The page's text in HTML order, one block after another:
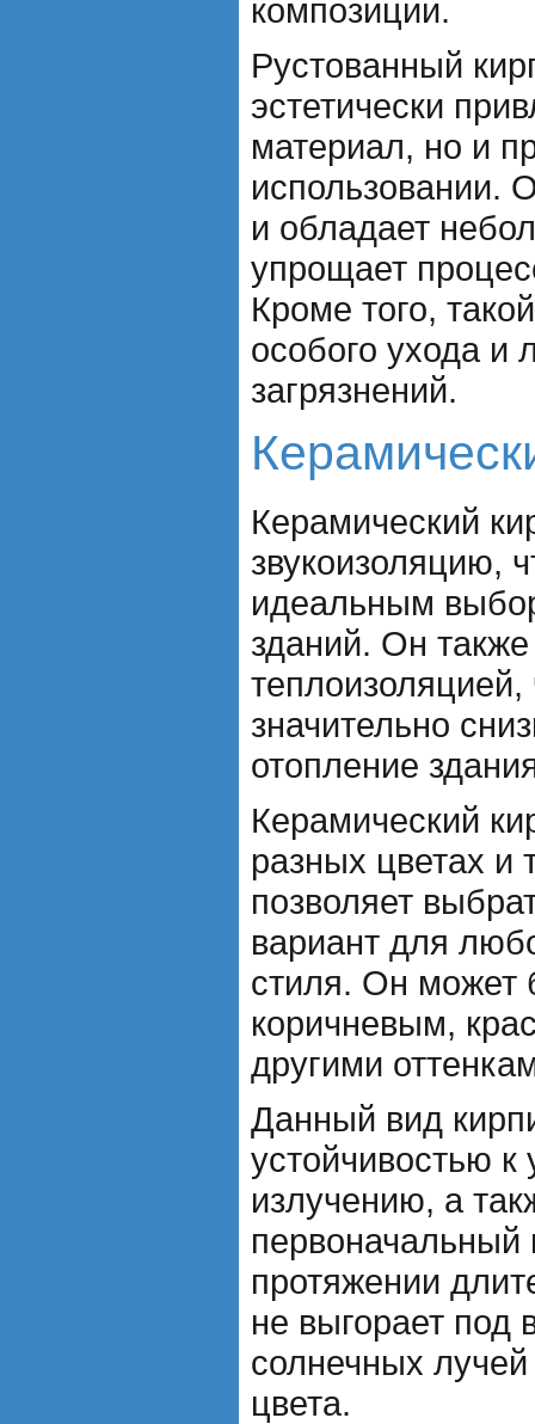
композиции.
Рустованный
эстетически
материал, но и
использовании.
и обладает
упрощает
Кроме того,
особого ухода и
загрязнений.
Керамический
звукоизоляцию,
идеальным
зданий. Он
теплоизоляцией,
значительно
отопление
Керамический
разных цветах и
позволяет
вариант для
стиля. Он может
коричневым,
другими
Данный вид
устойчивостью
излучению, а
протяжении
не выгорает под
солнечных
цвета.